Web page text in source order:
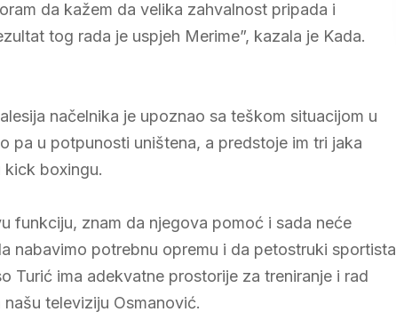
da kažem da velika zahvalnost pripada i
tog rada je uspjeh Merime”, kazala je Kada.
načelnika je upoznao sa teškom situacijom u
pa u potpunosti uništena, a predstoje im tri jaka
kick boxingu.
funkciju, znam da njegova pomoć i sada neće
nabavimo potrebnu opremu i da petostruki sportista
Turić ima adekvatne prostorije za treniranje i rad
televiziju Osmanović.